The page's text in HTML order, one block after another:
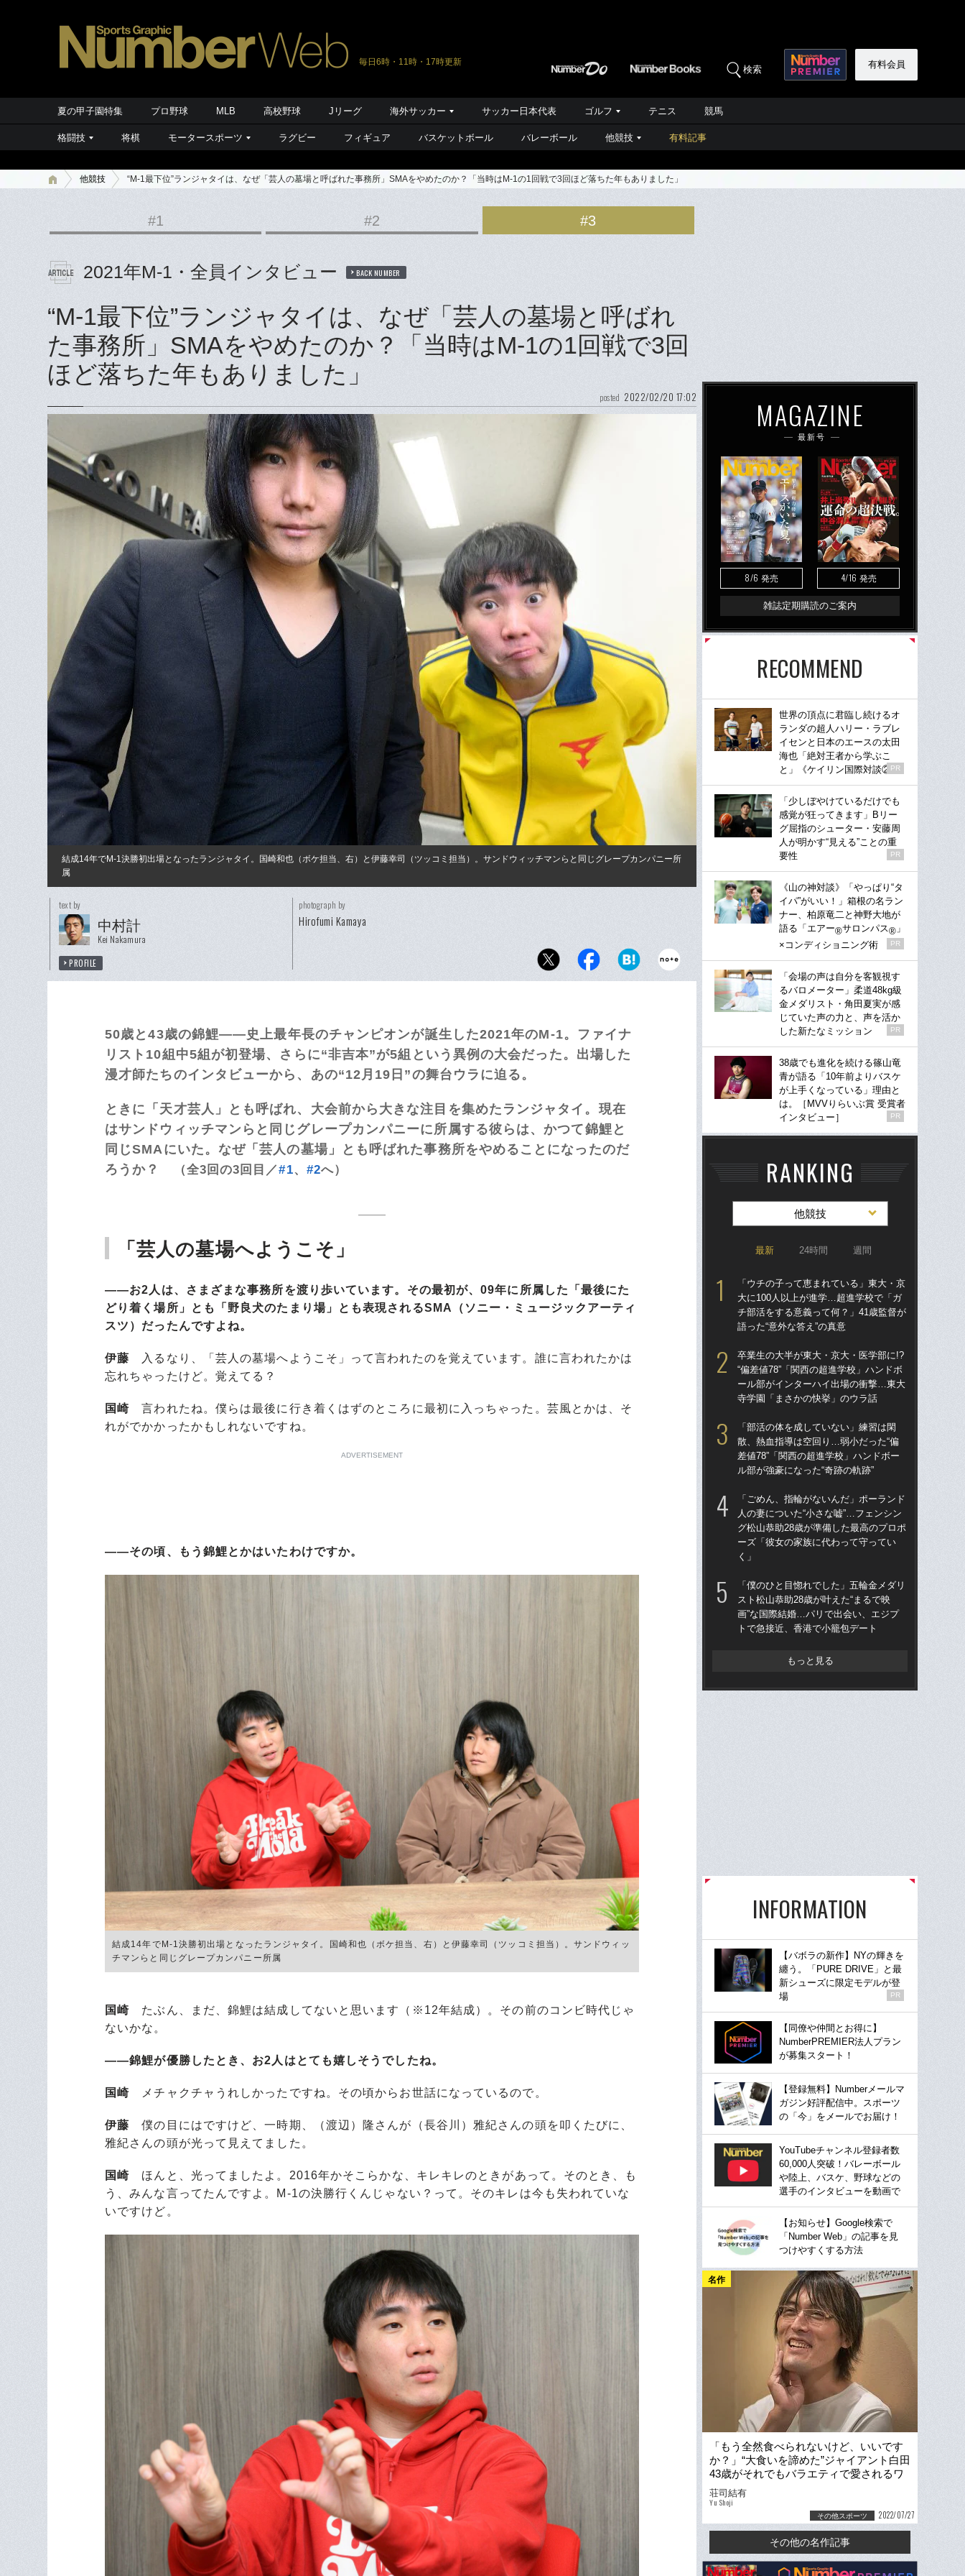
毎日6時・11時・17時更新
検索 有料会員
夏の甲子園特集 プロ野球 MLB 高校野球 Jリーグ 海外サッカー サッカー日本代表 ゴルフ テニス 競馬
格闘技 将棋 モータースポーツ ラグビー フィギュア バスケットボール バレーボール 他競技 有料記事
他競技 “M-1最下位”ランジャタイは、なぜ「芸人の墓場と呼ばれた事務所」SMAをやめたのか？「当時はM-1の1回戦で3回ほど落ちた年もありました」
#1 #2 #3
2021年M-1・全員インタビュー BACK NUMBER
“M-1最下位”ランジャタイは、なぜ「芸人の墓場と呼ばれ
た事務所」SMAをやめたのか？「当時はM-1の1回戦で3回
ほど落ちた年もありました」
posted 2022/02/20 17:02
結成14年でM-1決勝初出場となったランジャタイ。国崎和也（ボケ担当、右）と伊藤幸司（ツッコミ担当）。サンドウィッチマンらと同じグレープカンパニー所
属
text by
中村計
Kei Nakamura
PROFILE
photograph by
Hirofumi Kamaya
50歳と43歳の錦鯉――史上最年長のチャンピオンが誕生した2021年のM-1。ファイナ
リスト10組中5組が初登場、さらに“非吉本”が5組という異例の大会だった。出場した
漫才師たちのインタビューから、あの“12月19日”の舞台ウラに迫る。
ときに「天才芸人」とも呼ばれ、大会前から大きな注目を集めたランジャタイ。現在
はサンドウィッチマンらと同じグレープカンパニーに所属する彼らは、かつて錦鯉と
同じSMAにいた。なぜ「芸人の墓場」とも呼ばれた事務所をやめることになったのだ
ろうか？
（全3回の3回目／#1、 #2へ）
「芸人の墓場へようこそ」
――お2人は、さまざまな事務所を渡り歩いています。その最初が、09年に所属した「最後にた
どり着く場所」とも「野良犬のたまり場」とも表現されるSMA（ソニー・ミュージックアーティ
スツ）だったんですよね。
伊藤 入るなり、「芸人の墓場へようこそ」って言われたのを覚えています。誰に言われたかは
忘れちゃったけど。覚えてる？
国崎 言われたね。僕らは最後に行き着くはずのところに最初に入っちゃった。芸風とかは、そ
れがでかかったかもしれないですね。
ADVERTISEMENT
――その頃、もう錦鯉とかはいたわけですか。
結成14年でM-1決勝初出場となったランジャタイ。国崎和也（ボケ担当、右）と伊藤幸司（ツッコミ担当）。サンドウィッ
チマンらと同じグレープカンパニー所属
国崎 たぶん、まだ、錦鯉は結成してないと思います（※12年結成）。その前のコンビ時代じゃ
ないかな。
――錦鯉が優勝したとき、お2人はとても嬉しそうでしたね。
国崎 メチャクチャうれしかったですね。その頃からお世話になっているので。
伊藤 僕の目にはですけど、一時期、（渡辺）隆さんが（長谷川）雅紀さんの頭を叩くたびに、
雅紀さんの頭が光って見えてました。
国崎 ほんと、光ってましたよ。2016年かそこらかな、キレキレのときがあって。そのとき、も
う、みんな言ってたんですよ。M-1の決勝行くんじゃない？って。そのキレは今も失われていな
いですけど。
MAGAZINE
最新号
8/6 発売 4/16 発売
雑誌定期購読のご案内
RECOMMEND
世界の頂点に君臨し続けるオ
ランダの超人ハリー・ラブレ
イセンと日本のエースの太田
海也「絶対王者から学ぶこ
と」《ケイリン国際対談②》
PR
「少しぼやけているだけでも
感覚が狂ってきます」Bリー
グ屈指のシューター・安藤周
人が明かす“見える”ことの重
要性
PR
《山の神対談》「やっぱり“タ
イパ”がいい！」箱根の名ラン
ナー、柏原竜二と神野大地が
語る「エアー®サロンパス® 」
×コンディショニング術
PR
「会場の声は自分を客観視す
るバロメーター」柔道48kg級
金メダリスト・角田夏実が感
じていた声の力と、声を活か
した新たなミッション
PR
38歳でも進化を続ける篠山竜
青が語る「10年前よりバスケ
が上手くなっている」理由と
は。［MVVりらいぶ賞 受賞者
インタビュー］
PR
RANKING
他競技
最新 24時間 週間
「ウチの子って恵まれている」東大・京
大に100人以上が進学…超進学校で「ガ
チ部活をする意義って何？」41歳監督が
語った“意外な答え”の真意
卒業生の大半が東大・京大・医学部に!?
“偏差値78”「関西の超進学校」ハンドボ
ール部がインターハイ出場の衝撃…東大
寺学園「まさかの快挙」のウラ話
「部活の体を成していない」練習は閑
散、熱血指導は空回り…弱小だった“偏
差値78”「関西の超進学校」ハンドボー
ル部が強豪になった“奇跡の軌跡”
「ごめん、指輪がないんだ」ポーランド
人の妻についた“小さな嘘”…フェンシン
グ松山恭助28歳が準備した最高のプロポ
ーズ「彼女の家族に代わって守ってい
く」
「僕のひと目惚れでした」五輪金メダリ
スト松山恭助28歳が叶えた“まるで映
画”な国際結婚…パリで出会い、エジプ
トで急接近、香港で小籠包デート
もっと見る
INFORMATION
【バボラの新作】NYの輝きを
纏う。「PURE DRIVE」と最
新シューズに限定モデルが登
場
PR
【同僚や仲間とお得に】
NumberPREMIER法人プラン
が募集スタート！
【登録無料】Numberメールマ
ガジン好評配信中。スポーツ
の「今」をメールでお届け！
YouTubeチャンネル登録者数
60,000人突破！バレーボール
や陸上、バスケ、野球などの
選手のインタビューを動画で
【お知らせ】Google検索で
「Number Web」の記事を見
つけやすくする方法
名作
「もう全然食べられないけど、いいです
か？」“大食いを諦めた”ジャイアント白田
43歳がそれでもバラエティで愛されるワ
ケ「最初は抵抗もあった」
荘司結有
Yu Shoji
その他スポーツ 2022/07/27
その他の名作記事